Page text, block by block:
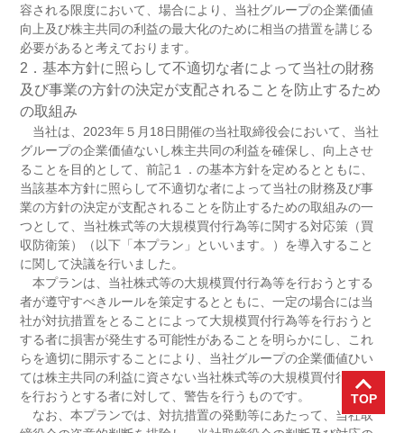
容される限度において、場合により、当社グループの企業価値
向上及び株主共同の利益の最大化のために相当の措置を講じる
必要があると考えております。
2．基本方針に照らして不適切な者によって当社の財務
及び事業の方針の決定が支配されることを防止するため
の取組み
当社は、2023年５月18日開催の当社取締役会において、当社
グループの企業価値ないし株主共同の利益を確保し、向上させ
ることを目的として、前記１．の基本方針を定めるとともに、
当該基本方針に照らして不適切な者によって当社の財務及び事
業の方針の決定が支配されることを防止するための取組みの一
つとして、当社株式等の大規模買付行為等に関する対応策（買
収防衛策）（以下「本プラン」といいます。）を導入すること
に関して決議を行いました。
本プランは、当社株式等の大規模買付行為等を行おうとする
者が遵守すべきルールを策定するとともに、一定の場合には当
社が対抗措置をとることによって大規模買付行為等を行おうと
する者に損害が発生する可能性があることを明らかにし、これ
らを適切に開示することにより、当社グループの企業価値ひい
ては株主共同の利益に資さない当社株式等の大規模買付行為等
を行おうとする者に対して、警告を行うものです。
なお、本プランでは、対抗措置の発動等にあたって、当社取